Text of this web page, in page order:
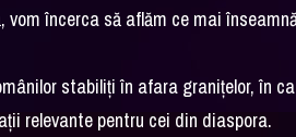
vom încerca să aflăm ce mai
stabiliți în afara granițelor, în
relevante pentru cei din diaspora.